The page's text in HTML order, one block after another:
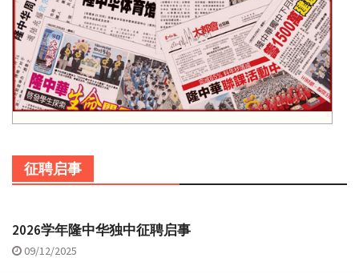
征聘启事
2026学年隆中华独中征聘启事
09/12/2025